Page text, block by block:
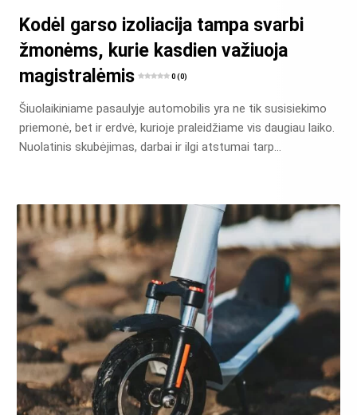
Kodėl garso izoliacija tampa svarbi
žmonėms, kurie kasdien važiuoja
magistralėmis
0 (0)
Šiuolaikiniame pasaulyje automobilis yra ne tik susisiekimo
priemonė, bet ir erdvė, kurioje praleidžiame vis daugiau laiko.
Nuolatinis skubėjimas, darbai ir ilgi atstumai tarp…